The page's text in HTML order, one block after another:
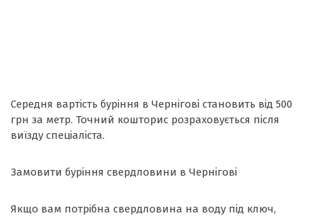
Середня вартість буріння в Чернігові становить від 500
грн за метр. Точний кошторис розраховується після
виїзду спеціаліста.
Замовити буріння свердловини в Чернігові
Якщо вам потрібна свердловина на воду під ключ,